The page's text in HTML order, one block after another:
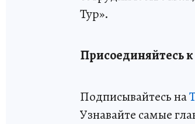
Тур».
Присоединяйтесь
Подписывайтесь на
Узнавайте самые